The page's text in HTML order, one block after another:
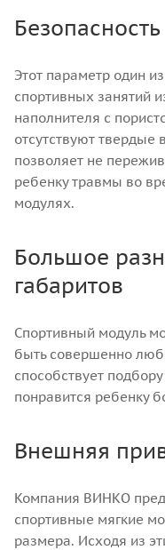
Безопасность
Этот параметр один
спортивных занятий
наполнителя с
отсутствуют твердые
позволяет не
ребенку травмы во
модулях.
Большое
габаритов
Спортивный модуль
быть совершенно
способствует
понравится ребенку
Внешняя
Компания ВИНКО
спортивные мягкие
размера. Исходя из